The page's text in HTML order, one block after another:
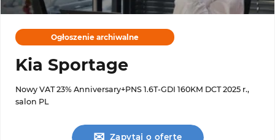
Ogłoszenie archiwalne
Kia Sportage
Nowy VAT 23% Anniversary+PNS 1.6T-GDI 160KM DCT 2025 r.,
salon PL
Zapytaj o ofertę